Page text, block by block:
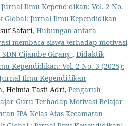
Ilmu Kependidikan: Vol. 2 No.
Global: Jurnal Ilmu Kependidikan
Safari, Hubungan antara
membaca siswa terhadap motivasi
Cijambe Girang , Didaktik
Kependidikan: Vol. 2 No. 3 (2025):
Ilmu Kependidikan
Helmia Tasti Adri, Pengaruh
Guru Terhadap Motivasi Belajar
IPA Kelas Atas Kecamatan